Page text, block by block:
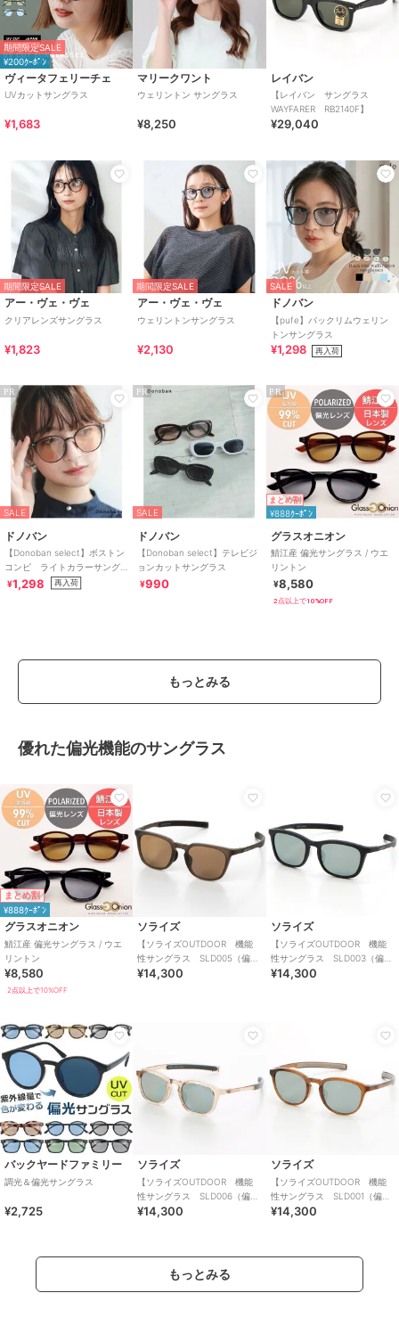
期間限定SALE
¥200ｸｰﾎﾟﾝ
ヴィータフェリーチェ
UVカットサングラス
¥1,683
マリークワント
ウェリントン サングラス
¥8,250
レイバン
【レイバン サングラス
WAYFARER RB2140F】
¥29,040
期間限定SALE
アー・ヴェ・ヴェ
クリアレンズサングラス
¥1,823
期間限定SALE
アー・ヴェ・ヴェ
ウェリントンサングラス
¥2,130
SALE
ドノバン
【pufe】バックリムウェリン
トンサングラス
¥1,298 再入荷
PR
SALE
ドノバン
【Donoban select】ボストン
コンビ ライトカラーサング
ラス
¥1,298 再入荷
PR
SALE
ドノバン
【Donoban select】テレビジ
ョンカットサングラス
¥990
PR
まとめ割
¥888ｸｰﾎﾟﾝ
グラスオニオン
鯖江産 偏光サングラス / ウエ
リントン
¥8,580
2点以上で10%OFF
もっとみる
優れた偏光機能のサングラス
まとめ割
¥888ｸｰﾎﾟﾝ
グラスオニオン
鯖江産 偏光サングラス / ウエ
リントン
¥8,580
2点以上で10%OFF
ソライズ
【ソライズOUTDOOR 機能
性サングラス SLD005（偏光
レンズ）】
¥14,300
ソライズ
【ソライズOUTDOOR 機能
性サングラス SLD003（偏光
レンズ）】
¥14,300
バックヤードファミリー
調光＆偏光サングラス
¥2,725
ソライズ
【ソライズOUTDOOR 機能
性サングラス SLD006（偏光
レンズ）】
¥14,300
ソライズ
【ソライズOUTDOOR 機能
性サングラス SLD001（偏光
レンズ）】
¥14,300
もっとみる